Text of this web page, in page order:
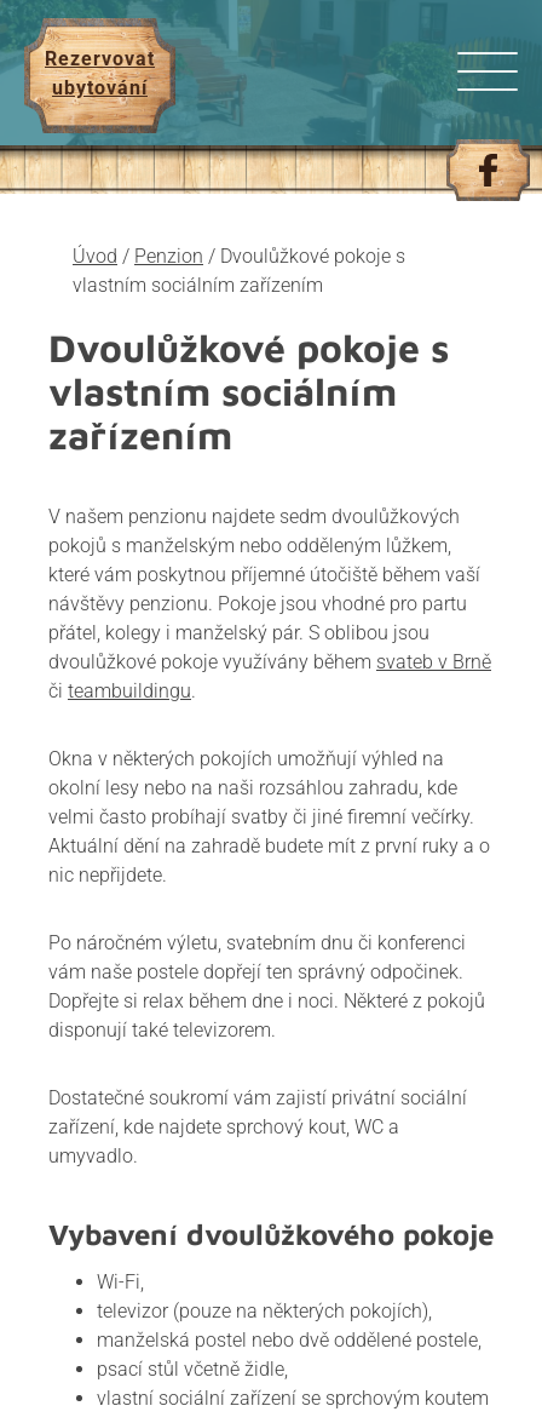
Rezervovat
ubytování
Úvod / Penzion / Dvoulůžkové pokoje s
vlastním sociálním zařízením
Dvoulůžkové pokoje s
vlastním sociálním
zařízením
V našem penzionu najdete sedm dvoulůžkových
pokojů s manželským nebo odděleným lůžkem,
které vám poskytnou příjemné útočiště během vaší
návštěvy penzionu. Pokoje jsou vhodné pro partu
přátel, kolegy i manželský pár. S oblibou jsou
dvoulůžkové pokoje využívány během svateb v Brně
či teambuildingu.
Okna v některých pokojích umožňují výhled na
okolní lesy nebo na naši rozsáhlou zahradu, kde
velmi často probíhají svatby či jiné firemní večírky.
Aktuální dění na zahradě budete mít z první ruky a o
nic nepřijdete.
Po náročném výletu, svatebním dnu či konferenci
vám naše postele dopřejí ten správný odpočinek.
Dopřejte si relax během dne i noci. Některé z pokojů
disponují také televizorem.
Dostatečné soukromí vám zajistí privátní sociální
zařízení, kde najdete sprchový kout, WC a
umyvadlo.
Vybavení dvoulůžkového pokoje
Wi-Fi,
televizor (pouze na některých pokojích),
manželská postel nebo dvě oddělené postele,
psací stůl včetně židle,
vlastní sociální zařízení se sprchovým koutem